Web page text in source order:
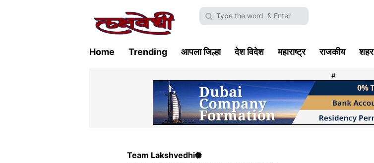
Home Trending आपला जिल्हा देश विदेश महाराष्ट्र राजकीय शहर
#
Team Lakshvedhi